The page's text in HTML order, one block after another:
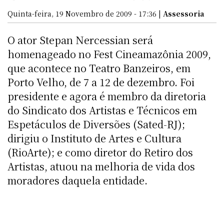
Quinta-feira, 19 Novembro de 2009 - 17:36 | Assessoria
O ator Stepan Nercessian será
homenageado no Fest Cineamazônia 2009,
que acontece no Teatro Banzeiros, em
Porto Velho, de 7 a 12 de dezembro. Foi
presidente e agora é membro da diretoria
do Sindicato dos Artistas e Técnicos em
Espetáculos de Diversões (Sated-RJ);
dirigiu o Instituto de Artes e Cultura
(RioArte); e como diretor do Retiro dos
Artistas, atuou na melhoria de vida dos
moradores daquela entidade.